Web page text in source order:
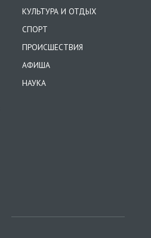
КУЛЬТУРА И ОТДЫХ
СПОРТ
ПРОИСШЕСТВИЯ
АФИША
НАУКА